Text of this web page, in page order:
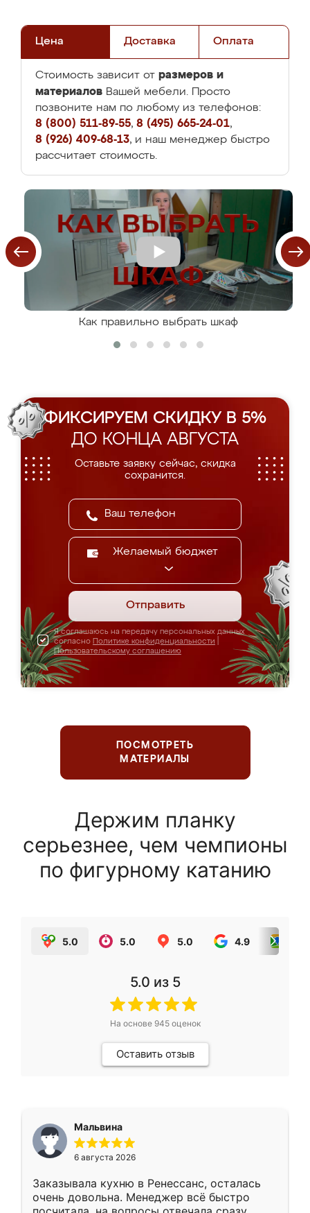
Цена Доставка Оплата
Стоимость зависит от размеров и
материалов Вашей мебели. Просто
позвоните нам по любому из телефонов:
8 (800) 511-89-55, 8 (495) 665-24-01,
8 (926) 409-68-13, и наш менеджер быстро
рассчитает стоимость.
Как правильно выбрать шкаф
ФИКСИРУЕМ СКИДКУ В 5%
ДО КОНЦА АВГУСТА
Оставьте заявку сейчас, скидка
сохранится.
Желаемый бюджет
Отправить
Я соглашаюсь на передачу персональных данных
согласно Политике конфиденциальности
Пользовательскому соглашению
ПОСМОТРЕТЬ
МАТЕРИАЛЫ
Держим планку
серьезнее, чем чемпионы
по фигурному катанию
5.0 5.0 5.0 4.9
5.0 из 5
На основе 945оценок
Оставить отзыв
Мальвина
6 августа 2026
Заказывала кухню в Ренессанс, осталась
очень довольна. Менеджер всё быстро